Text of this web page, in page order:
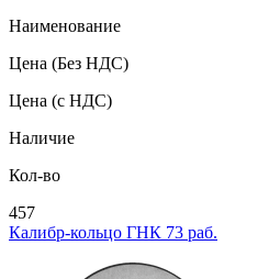
Наименование
Цена (Без НДС)
Цена (с НДС)
Наличие
Кол-во
457
Калибр-кольцо ГНК 73 раб.